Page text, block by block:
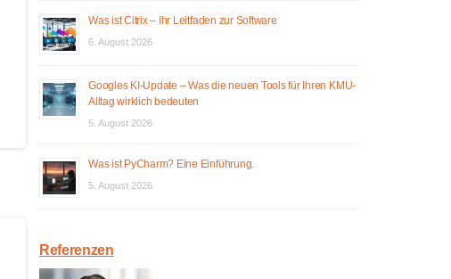
Was ist Citrix – Ihr Leitfaden zur Software
6. August 2026
Googles KI-Update – Was die neuen Tools für Ihren KMU-
Alltag wirklich bedeuten
5. August 2026
Was ist PyCharm? Eine Einführung.
5. August 2026
Referenzen